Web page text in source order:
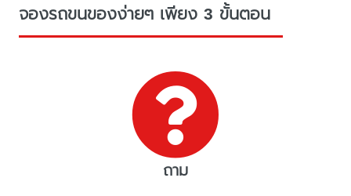
จองรถขนของง่ายๆ เพียง 3 ขั้นตอน
ถาม